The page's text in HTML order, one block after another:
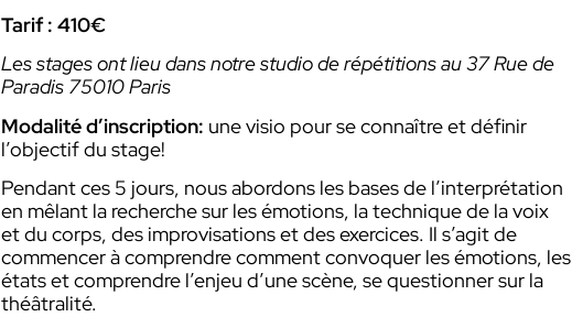
Tarif : 410€
Les stages ont lieu dans notre studio de répétitions au 37 Rue de
Paradis 75010 Paris
Modalité d’inscription: une visio pour se connaître et définir
l’objectif du stage!
Pendant ces 5 jours, nous abordons les bases de l’interprétation
en mêlant la recherche sur les émotions, la technique de la voix
et du corps, des improvisations et des exercices. Il s’agit de
commencer à comprendre comment convoquer les émotions, les
états et comprendre l’enjeu d’une scène, se questionner sur la
théâtralité.